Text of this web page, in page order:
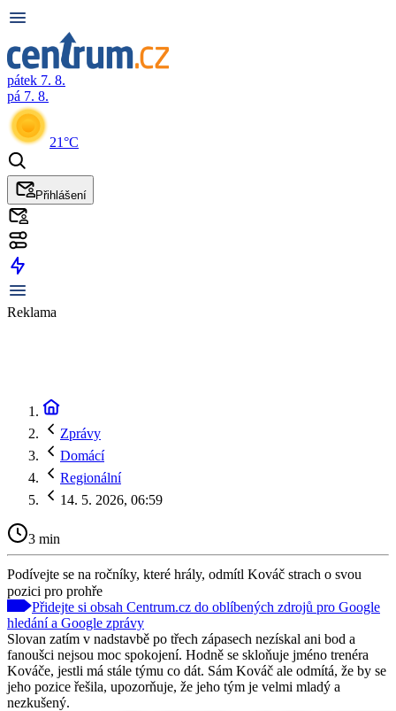
pátek 7. 8.
pá 7. 8.
21°C
Přihlášení
Reklama
Zprávy
Domácí
Regionální
14. 5. 2026, 06:59
3 min
Podívejte se na ročníky, které hrály, odmítl Kováč strach o svou
pozici pro prohře
Přidejte si obsah Centrum.cz do oblíbených zdrojů pro Google
hledání a Google zprávy
Slovan zatím v nadstavbě po třech zápasech nezískal ani bod a
fanoušci nejsou moc spokojení. Hodně se skloňuje jméno trenéra
Kováče, jestli má stále týmu co dát. Sám Kováč ale odmítá, že by se
jeho pozice řešila, upozorňuje, že jeho tým je velmi mladý a
nezkušený.